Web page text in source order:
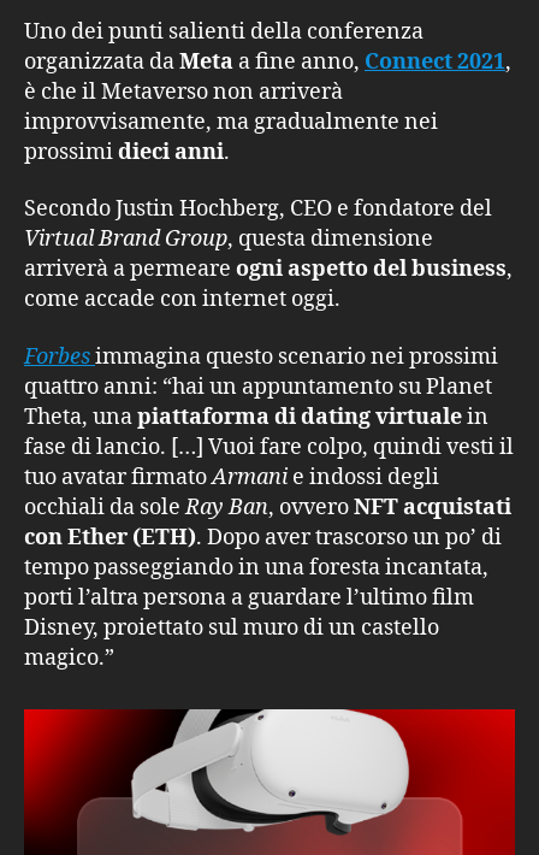
Uno dei punti salienti della conferenza
organizzata daMeta a fine anno, Connect 2021,
è che il Metaverso non arriverà
improvvisamente, ma gradualmente nei
prossimidieci anni.
Secondo Justin Hochberg, CEO e fondatore del
Virtual Brand Group, questa dimensione
arriverà a permeare ogni aspetto del business,
come accade con internet oggi.
Forbesimmagina questo scenario nei prossimi
quattro anni: “hai un appuntamento su Planet
Theta, unapiattaforma di dating virtualein
fase di lancio. […] Vuoi fare colpo, quindi vesti il
tuo avatar firmatoArmani e indossi degli
occhiali da soleRay Ban, ovveroNFT acquistati
con Ether (ETH). Dopo aver trascorso un po’ di
tempo passeggiando in una foresta incantata,
porti l’altra persona a guardare l’ultimo film
Disney, proiettato sul muro di un castello
magico.”